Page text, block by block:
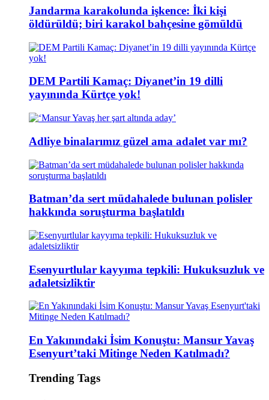
Jandarma karakolunda işkence: İki kişi
öldürüldü; biri karakol bahçesine gömüldü
DEM Partili Kamaç: Diyanet’in 19 dilli
yayınında Kürtçe yok!
Adliye binalarımız güzel ama adalet var mı?
Batman’da sert müdahalede bulunan polisler
hakkında soruşturma başlatıldı
Esenyurtlular kayyıma tepkili: Hukuksuzluk ve
adaletsizliktir
En Yakınındaki İsim Konuştu: Mansur Yavaş
Esenyurt’taki Mitinge Neden Katılmadı?
Trending Tags